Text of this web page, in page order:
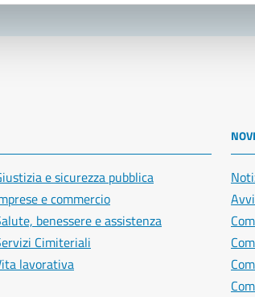
e sicurezza pubblica
e commercio
benessere e assistenza
Cimiteriali
lavorativa